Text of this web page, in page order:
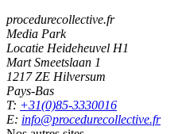
procedurecollective.fr
Media Park
Locatie Heideheuvel H1
Mart Smeetslaan 1
1217 ZE Hilversum
Pays-Bas
T: +31(0)85-3330016
E: info@procedurecollective.fr